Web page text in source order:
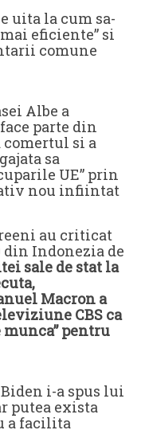
uita la cum sa-
eficiente” si
comune
Albe a
parte din
si a
sa
UE” prin
nou infiintat
au criticat
din Indonezia de
sale de stat la
Macron a
CBS ca
munca” pentru
i-a spus lui
putea exista
a facilita